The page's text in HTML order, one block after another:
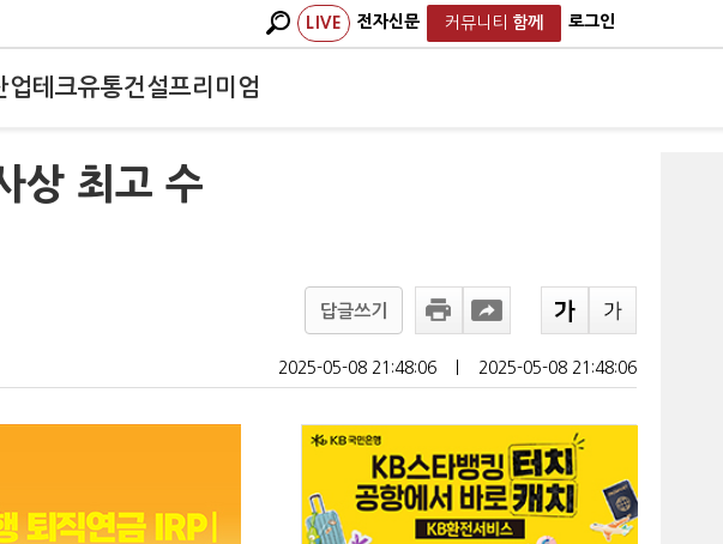
LIVE 전자신문 커뮤니티 함께 로그인
업테크유통건설프리미엄
상 최고 수
답글쓰기
2025-05-08 21:48:06 2025-05-08 21:48:06